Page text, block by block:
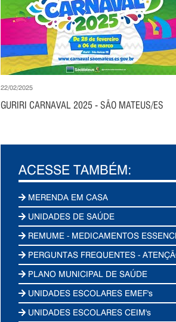
22/02/2025
GURIRI CARNAVAL 2025 - SÃO MATEUS/ES
ACESSE TAMBÉM:
MERENDA EM CASA
UNIDADES DE SAÚDE
REMUME - MEDICAMENTOS
PERGUNTAS FREQUENTES -
PLANO MUNICIPAL DE SAÚDE
UNIDADES ESCOLARES EMEF's
UNIDADES ESCOLARES CEIM's